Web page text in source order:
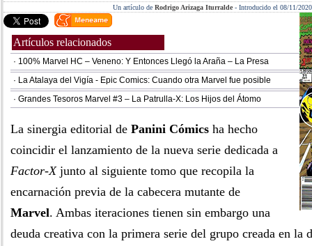
Un artículo de Rodrigo Arizaga Iturralde - Introducido el 08/11/2020
Artículos relacionados
· 100% Marvel HC – Veneno: Y Entonces Llegó la Araña – La Presa
· La Atalaya del Vigía - Epic Comics: Cuando otra Marvel fue posible
· Grandes Tesoros Marvel #3 – La Patrulla-X: Los Hijos del Átomo
La sinergia editorial de Panini Cómics ha hecho
coincidir el lanzamiento de la nueva serie dedicada a
Factor-Xjunto al siguiente tomo que recopila la
encarnación previa de la cabecera mutante de
Marvel. Ambas iteraciones tienen sin embargo una
deuda creativa con la primera serie del grupo creada en la